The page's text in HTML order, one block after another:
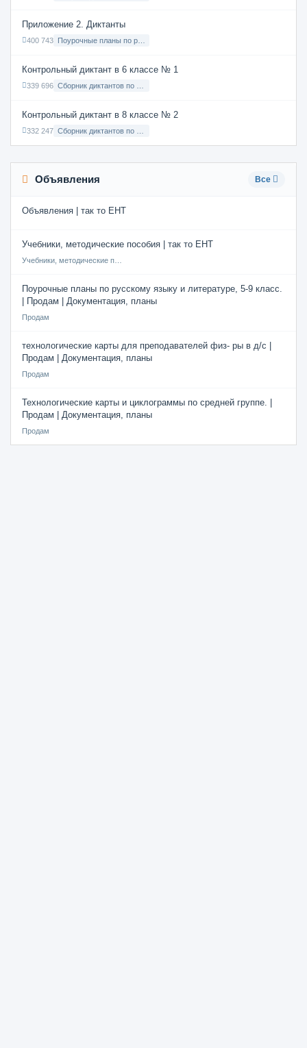
Приложение 2. Диктанты
400 743
Контрольный диктант в 6 классе № 1
339 696
Контрольный диктант в 8 классе № 2
332 247
Объявления Все
Объявления | так то ЕНТ
Учебники, методические пособия | так то ЕНТ
Поурочные планы по русскому языку и литературе, 5-9 класс.
| Продам | Документация, планы
Продам
технологические карты для преподавателей физ- ры в д/с |
Продам | Документация, планы
Продам
Технологические карты и циклограммы по средней группе. |
Продам | Документация, планы
Продам